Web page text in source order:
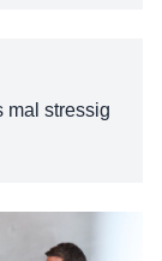
mal stressig